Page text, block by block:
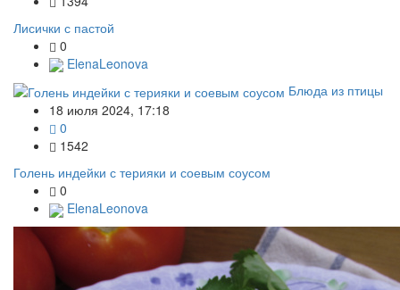
Лисички с пастой
0
ElenaLeonova
Блюда из птицы
18 июля 2024, 17:18
0
1542
Голень индейки с терияки и соевым соусом
0
ElenaLeonova